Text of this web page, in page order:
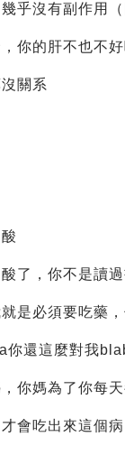
乎沒有副作用
你的肝不也不好
關系
了，你不是讀過
是必須要吃藥
還這麼對我
你媽為了你每
會吃出來這個